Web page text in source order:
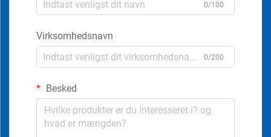
0/100
Virksomhedsnavn
0/200
Besked